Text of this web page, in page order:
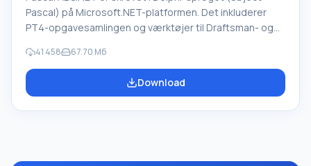
Pascal) på Microsoft.NET-platformen. Det inkluderer
PT4-opgavesamlingen og værktøjer til Draftsman- og
lærer programmering. Hovedformålet med Pascal
ABC.NET-programmeringssystemet er at studere og
undervise i moderne programmeringssprog. Funktioner
41 458 67.70 Мб
Download